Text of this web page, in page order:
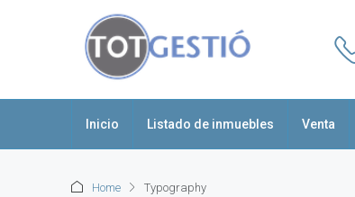
Inicio Listado de inmuebles Venta
Home Typography